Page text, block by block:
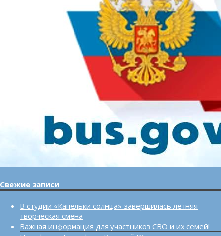
Свежие записи
В студии «Капельки солнца» завершилась летняя
творческая смена
Важная информация для участников СВО и их семей!